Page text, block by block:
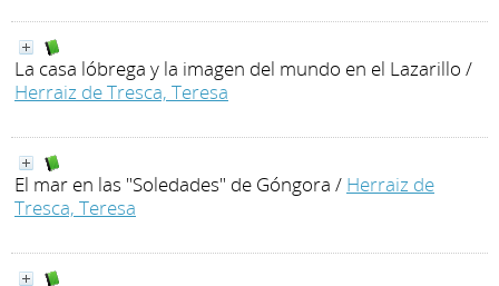
La casa lóbrega y la imagen del mundo en el Lazarillo /
Herraiz de Tresca, Teresa
El mar en las "Soledades" de Góngora / Herraiz de
Tresca, Teresa